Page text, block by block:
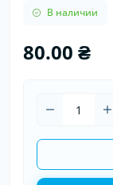
В наличии
80.00 ₴